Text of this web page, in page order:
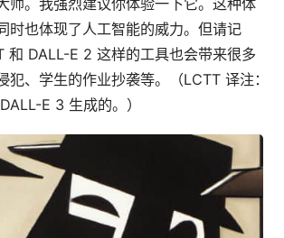
师。我强烈建议你体验一下它。这种体
时也体现了人工智能的威力。但请记
和 DALL-E 2 这样的工具也会带来很多
犯、学生的作业抄袭等。（LCTT 译注：
E 3 生成的。）